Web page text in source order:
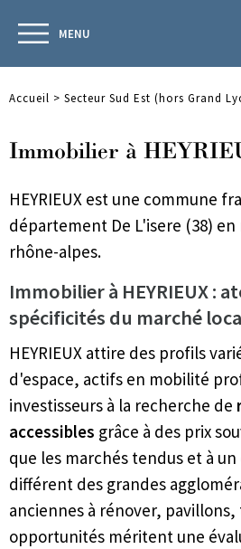
MENU
Accueil > Secteur Sud Est (hors Grand
Immobilier à
HEYRIEUX est une commune
département De L'isere (38)
rhône-alpes.
Immobilier à HEYRIEUX :
spécificités du marché
HEYRIEUX attire des profils
d'espace, actifs en mobilité
investisseurs à la recherche de
accessibles grâce à des prix
que les marchés tendus et à un
différent des grandes
anciennes à rénover,
opportunités méritent une